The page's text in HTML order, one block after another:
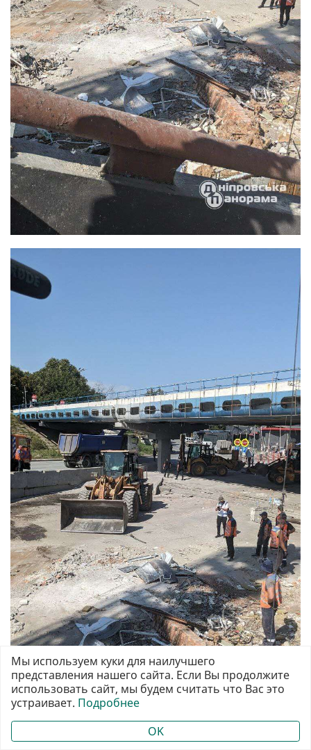
Мы используем куки для наилучшего
представления нашего сайта. Если Вы продолжите
использовать сайт, мы будем считать что Вас это
устраивает. Подробнее
OK